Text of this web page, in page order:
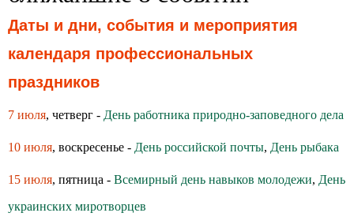
Даты и дни, события и мероприятия
календаря профессиональных
праздников
7 июля, четверг - День работника природно-заповедного дела
10 июля, воскресенье - День российской почты, День рыбака
15 июля, пятница - Всемирный день навыков молодежи, День
украинских миротворцев